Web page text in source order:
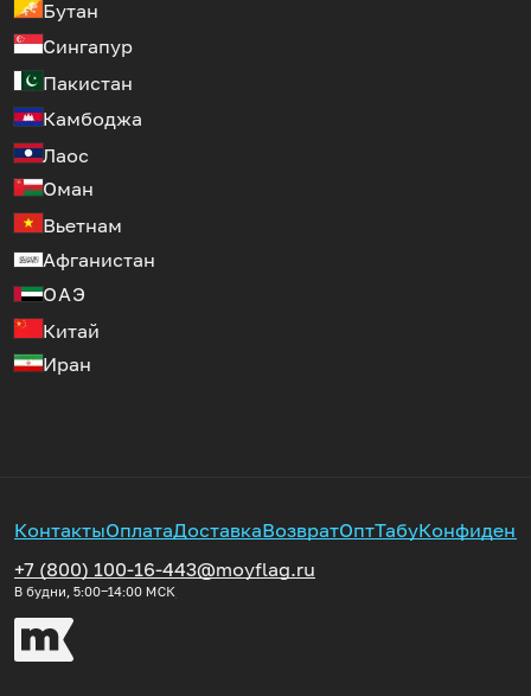
Бутан
Сингапур
Пакистан
Камбоджа
Лаос
Оман
Вьетнам
Афганистан
ОАЭ
Китай
Иран
КонтактыОплатаДоставкаВозвратОптТабу
+7 (800) 100-16-44
В будни, 5:00‒14:00 МСК
3@moyflag.ru